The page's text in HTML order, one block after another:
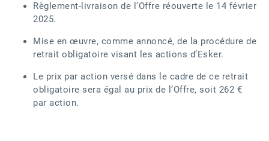
Règlement-livraison de l’Offre réouverte le 14 février
2025.
Mise en œuvre, comme annoncé, de la procédure de
retrait obligatoire visant les actions d’Esker.
Le prix par action versé dans le cadre de ce retrait
obligatoire sera égal au prix de l’Offre, soit 262 €
par action.